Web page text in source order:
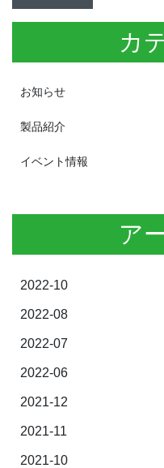
カ
お知らせ
製品紹介
イベント情報
ア
2022-10
2022-08
2022-07
2022-06
2021-12
2021-11
2021-10